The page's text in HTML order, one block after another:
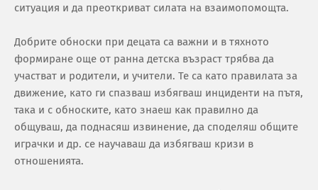
ситуация и да преоткриват силата на взаимопомощта.
Добрите обноски при децата са важни и в тяхното
формиране още от ранна детска възраст трябва да
участват и родители, и учители. Те са като правилата за
движение, като ги спазваш избягваш инциденти на пътя,
така и с обноските, като знаеш как правилно да
общуваш, да поднасяш извинение, да споделяш общите
играчки и др. се научаваш да избягваш кризи в
отношенията.